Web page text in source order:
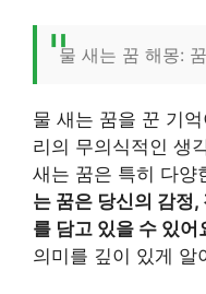
물 새는 꿈 해몽:
물 새는 꿈을 꾼 기
리의 무의식적인 생
새는 꿈은 특히 다양
는 꿈은 당신의 감정,
를 담고 있을 수 있어
의미를 깊이 있게 알